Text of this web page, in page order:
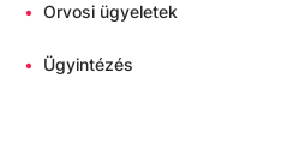
• Orvosi ügyeletek
• Ügyintézés